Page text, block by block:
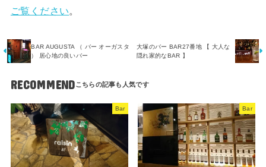
ご覧ください。
BAR AUGUSTA （ バー オーガスタ
） 居心地の良いバー
大塚のバー BAR27番地 【 大人な
隠れ家的なBAR 】
RECOMMEND
Bar Bar